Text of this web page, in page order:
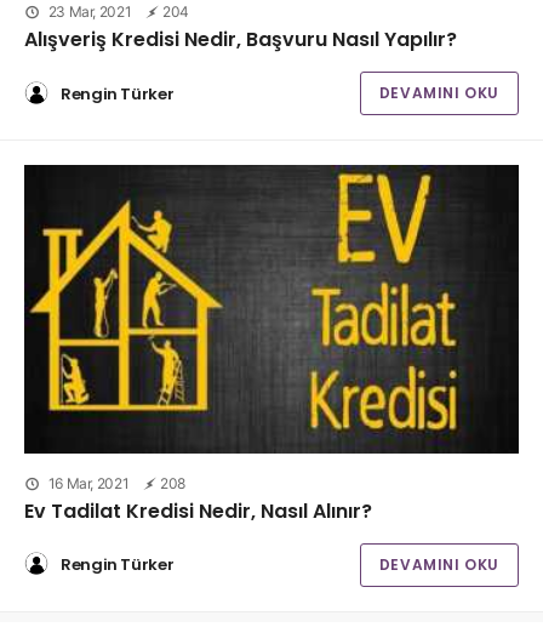
23 Mar, 2021 204
Alışveriş Kredisi Nedir, Başvuru Nasıl Yapılır?
Rengin Türker DEVAMINI OKU
16 Mar, 2021 208
Ev Tadilat Kredisi Nedir, Nasıl Alınır?
Rengin Türker DEVAMINI OKU